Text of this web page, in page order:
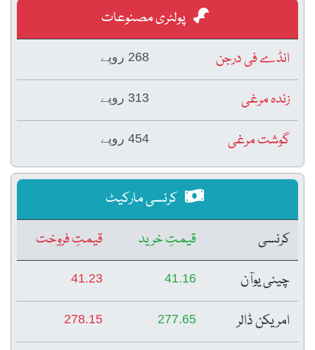
پولٹری مصنوعات
انڈے فی درجن
268 روپے
زندہ مرغی 313 روپے
گوشت مرغی 454 روپے
کرنسی مارکیٹ
کرنسی
قیمتِ خرید
قیمتِ فروخت
چینی یوآن
41.16
41.23
امریکن ڈالر 277.65
278.15